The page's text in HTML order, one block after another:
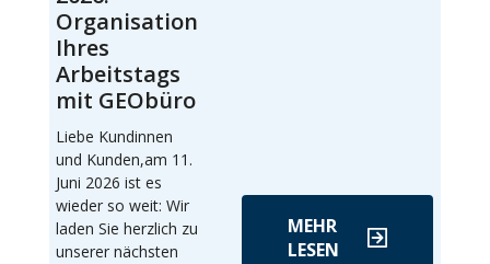
Organisation
Ihres
Arbeitstags
mit GEObüro
Liebe Kundinnen
und Kunden,am 11.
Juni 2026 ist es
wieder so weit: Wir
laden Sie herzlich zu
unserer nächsten
MEHR
LESEN